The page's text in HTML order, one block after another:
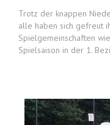
Trotz der knappen
alle haben sich gefreut
Spielgemeinschaften
Spielsaison in der 1.